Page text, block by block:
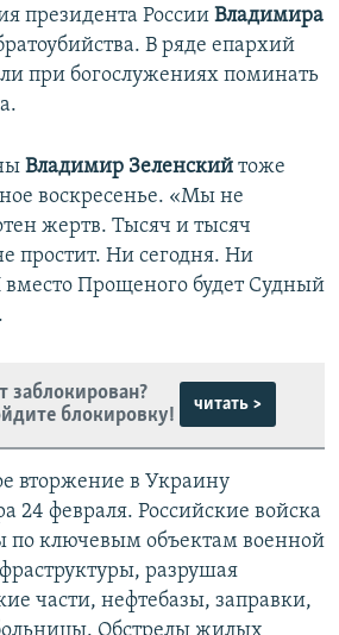
президента России Владимира
В ряде епархий
при богослужениях поминать
Владимир Зеленский тоже
воскресенье. «Мы не
жертв. Тысяч и тысяч
простит. Ни сегодня. Ни
вместо Прощеного будет Судный
заблокирован?
блокировку!
читать >
вторжение в Украину
24 февраля. Российские войска
по ключевым объектам военной
разрушая
части, нефтебазы, заправки,
Обстрелы жилых